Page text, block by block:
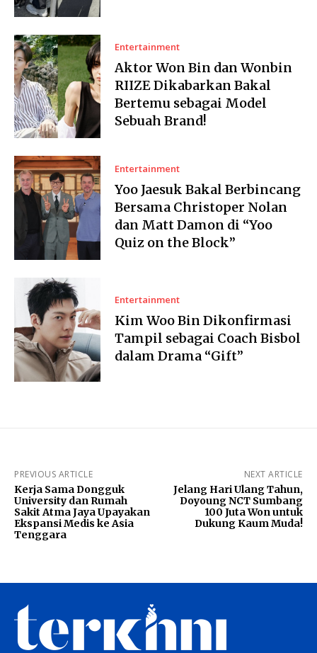
Entertainment
Aktor Won Bin dan Wonbin
RIIZE Dikabarkan Bakal
Bertemu sebagai Model
Sebuah Brand!
Entertainment
Yoo Jaesuk Bakal Berbincang
Bersama Christoper Nolan
dan Matt Damon di “Yoo
Quiz on the Block”
Entertainment
Kim Woo Bin Dikonfirmasi
Tampil sebagai Coach Bisbol
dalam Drama “Gift”
PREVIOUS ARTICLE
Kerja Sama Dongguk
University dan Rumah
Sakit Atma Jaya Upayakan
Ekspansi Medis ke Asia
Tenggara
NEXT ARTICLE
Jelang Hari Ulang Tahun,
Doyoung NCT Sumbang
100 Juta Won untuk
Dukung Kaum Muda!